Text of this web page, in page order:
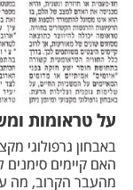
על טראומות
באבחון גרפולוגי
האם קיימים
מהעבר הקרוב, מה